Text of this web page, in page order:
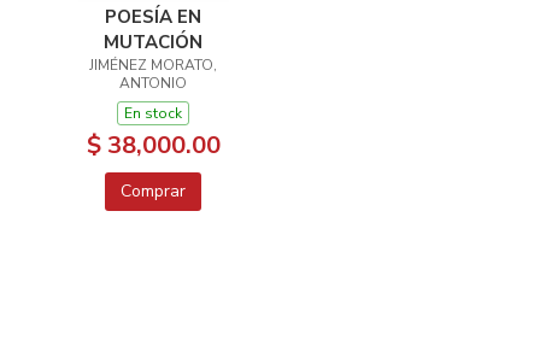
POESÍA EN
MUTACIÓN
JIMÉNEZ MORATO,
ANTONIO
En stock
$ 38,000.00
Comprar